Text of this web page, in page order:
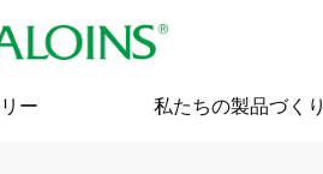
ー 私たちの製品づくり